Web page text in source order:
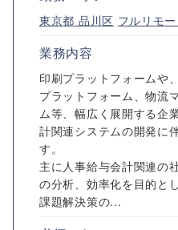
東京都 品川区 フルリモー
業務内容
印刷プラットフォームや
プラットフォーム、物流
ム等、幅広く展開する企
計関連システムの開発に
す。
主に人事給与会計関連の
の分析、効率化を目的と
課題解決策の...